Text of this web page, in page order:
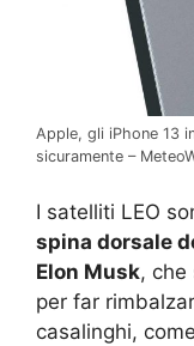
Apple, gli iPhone 13
sicuramente –
I satelliti LEO
spina dorsale
Elon Musk, che
per far
casalinghi,